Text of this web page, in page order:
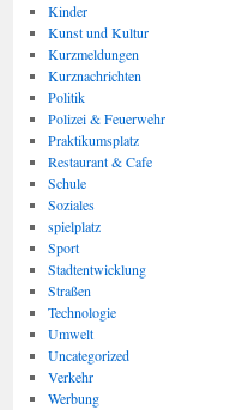
Kinder
Kunst und Kultur
Kurzmeldungen
Kurznachrichten
Politik
Polizei & Feuerwehr
Praktikumsplatz
Restaurant & Cafe
Schule
Soziales
spielplatz
Sport
Stadtentwicklung
Straßen
Technologie
Umwelt
Uncategorized
Verkehr
Werbung